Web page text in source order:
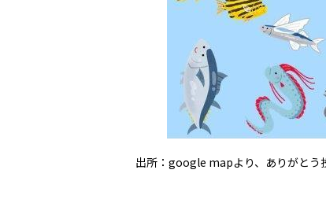
出所：google mapより、ありがとう